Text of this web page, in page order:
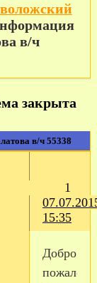
в/ч
в/ч 55338
закрыта
1
15:35
Добро